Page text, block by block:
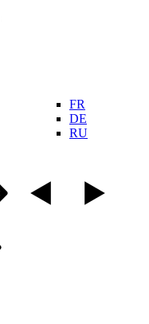
FR
DE
RU